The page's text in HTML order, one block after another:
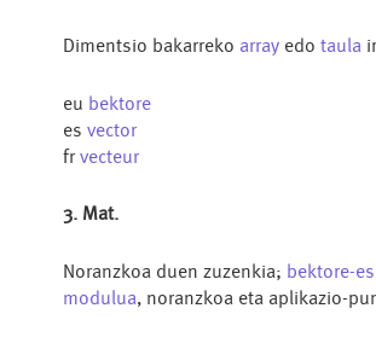
Dimentsio bakarreko array edo taula
eu bektore
es vector
frvecteur
3. Mat.
Noranzkoa duen zuzenkia; bektore-
modulua, noranzkoa eta aplikazio-